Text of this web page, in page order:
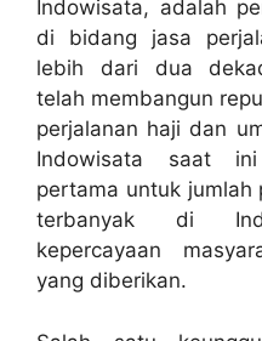
Indowisata, adalah
di bidang jasa
lebih dari dua
telah membangun
perjalanan haji dan
Indowisata saat
pertama untuk jumlah
terbanyak di
kepercayaan
yang diberikan.